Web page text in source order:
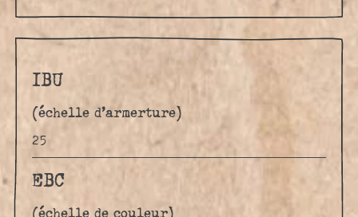
IBU
(échelle d’armerture)
25
EBC